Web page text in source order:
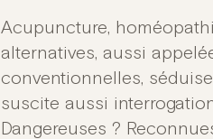
Acupuncture,
alternatives, aussi
conventionnelles,
suscite aussi
Dangereuses ?